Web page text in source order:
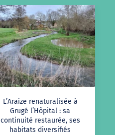
L’Araize renaturalisée à
Grugé l’Hôpital : sa
continuité restaurée, ses
habitats diversifiés